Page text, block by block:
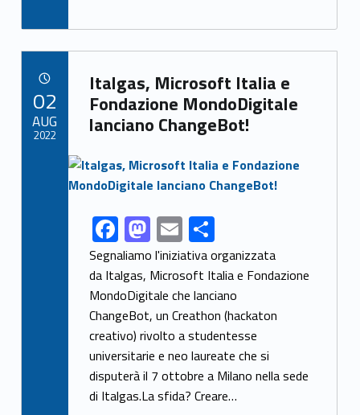
e
b
o
o
k
to
d
o
n
ai
l
ar
e
Link identifier archive #link-archive-58924
Italgas, Microsoft Italia e
Fondazione MondoDigitale
lanciano ChangeBot!
Link identifier archive #link-archive-thumb-soap-33309
Link identifier share facebook archive #share-link-archive-70256F
ac
e
b
o
o
k
M
as
to
d
o
n
E
m
ai
l
S
h
ar
e
Segnaliamo l'iniziativa organizzata
da Italgas, Microsoft Italia e Fondazione
MondoDigitale che lanciano
ChangeBot, un Creathon (hackaton
creativo) rivolto a studentesse
universitarie e neo laureate che si
disputerà il 7 ottobre a Milano nella sede
di Italgas.La sfida? Creare…
02
AUG
2022